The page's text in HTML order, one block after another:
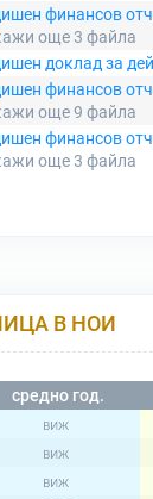
финансов
още 3 файла
доклад за
финансов
още 9 файла
финансов
още 3 файла
В НОИ
средно год.